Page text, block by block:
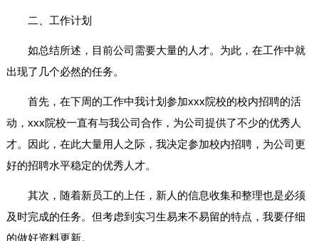
二、工作计划
如总结所述，目前公司需要大量的人才。为此，在工作中就
出现了几个必然的任务。
首先，在下周的工作中我计划参加xxx院校的校内招聘的活
动，xxx院校一直有与我公司合作，为公司提供了不少的优秀人
才。因此，在此大量用人之际，我决定参加校内招聘，为公司更
好的招聘水平稳定的优秀人才。
其次，随着新员工的上任，新人的信息收集和整理也是必须
及时完成的任务。但考虑到实习生易来不易留的特点，我要仔细
的做好资料更新。